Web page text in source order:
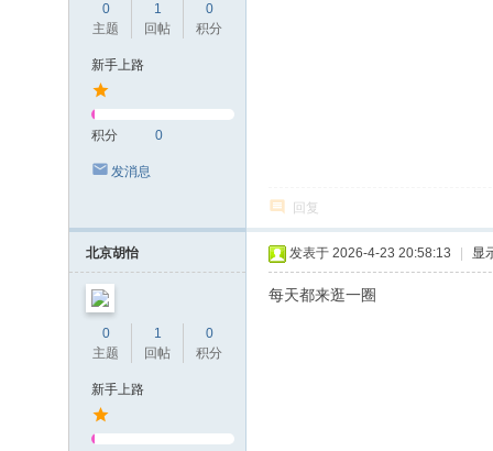
0
主题
1
回帖
0
积分
新手上路
积分 0
发消息
回复
北京胡怡
0
主题
1
回帖
0
积分
新手上路
发表于 2026-4-23 20:58:13 显
每天都来逛一圈